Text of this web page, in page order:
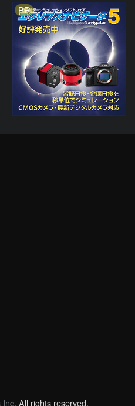
PR
Inc. All rights reserved.